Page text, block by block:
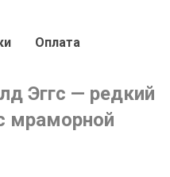
Оплата
Эггс — редкий
мраморной